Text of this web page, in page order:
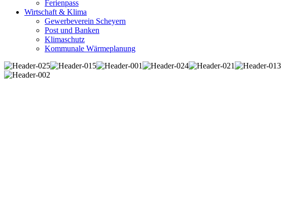
Ferienpass
Wirtschaft & Klima
Gewerbeverein Scheyern
Post und Banken
Klimaschutz
Kommunale Wärmeplanung